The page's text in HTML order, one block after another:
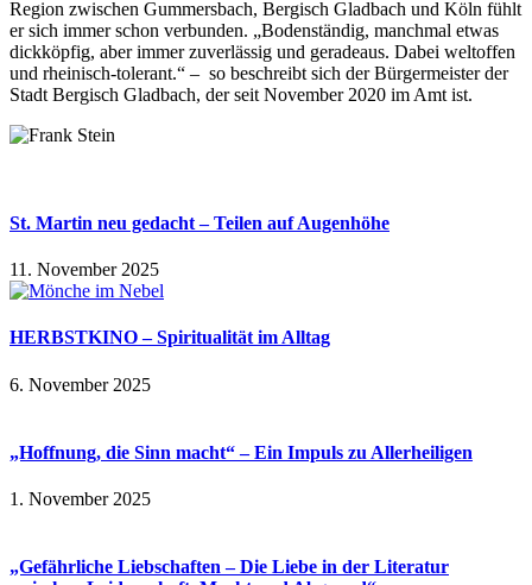
Region zwischen Gummersbach, Bergisch Gladbach und Köln fühlt
er sich immer schon verbunden. „Bodenständig, manchmal etwas
dickköpfig, aber immer zuverlässig und geradeaus. Dabei weltoffen
und rheinisch-tolerant.“ – so beschreibt sich der Bürgermeister der
Stadt Bergisch Gladbach, der seit November 2020 im Amt ist.
St. Martin neu gedacht – Teilen auf Augenhöhe
11. November 2025
HERBSTKINO – Spiritualität im Alltag
6. November 2025
„Hoffnung, die Sinn macht“ – Ein Impuls zu Allerheiligen
1. November 2025
„Gefährliche Liebschaften – Die Liebe in der Literatur